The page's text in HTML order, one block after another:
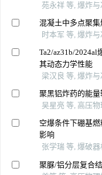
苑永祥 等, 爆炸与
混凝土中多点聚
时本军 等, 爆炸与
Ta2/az31b/2024al
其动态力学性能
梁汉良 等, 爆炸
聚黑铝炸药的能
吴星亮 等, 高压
空爆条件下硼基
影响
张学瑞 等, 爆破器
聚脲/铝分层复合